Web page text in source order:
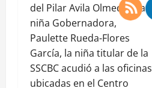
del Pilar Avila Olmeda y la
niña Gobernadora,
Paulette Rueda-Flores
García, la niña titular de la
SSCBC acudió a las oficinas
ubicadas en el Centro